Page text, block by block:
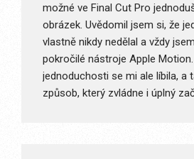
možné ve Final Cut Pro
obrázek. Uvědomil jsem si, že
vlastně nikdy nedělal a vždy
pokročilé nástroje Apple
jednoduchosti se mi ale líbila, a
způsob, který zvládne i úplný